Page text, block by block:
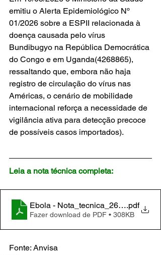
emitiu o Alerta Epidemiológico Nº
01/2026 sobre a ESPII relacionada à
doença causada pelo vírus
Bundibugyo na República Democrática
do Congo e em Uganda(4268865),
ressaltando que, embora não haja
registro de circulação do vírus nas
Américas, o cenário de mobilidade
internacional reforça a necessidade de
vigilância ativa para detecção precoce
de possíveis casos importados).
Leia a nota técnica completa:
Ebola - .pdf
Fazer download de PDF • 308KB
Fonte: Anvisa